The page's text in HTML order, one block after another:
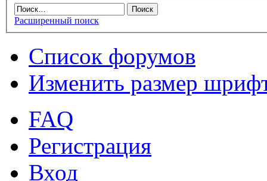
Расширенный поиск
Список форумов
Изменить размер
FAQ
Регистрация
Вход